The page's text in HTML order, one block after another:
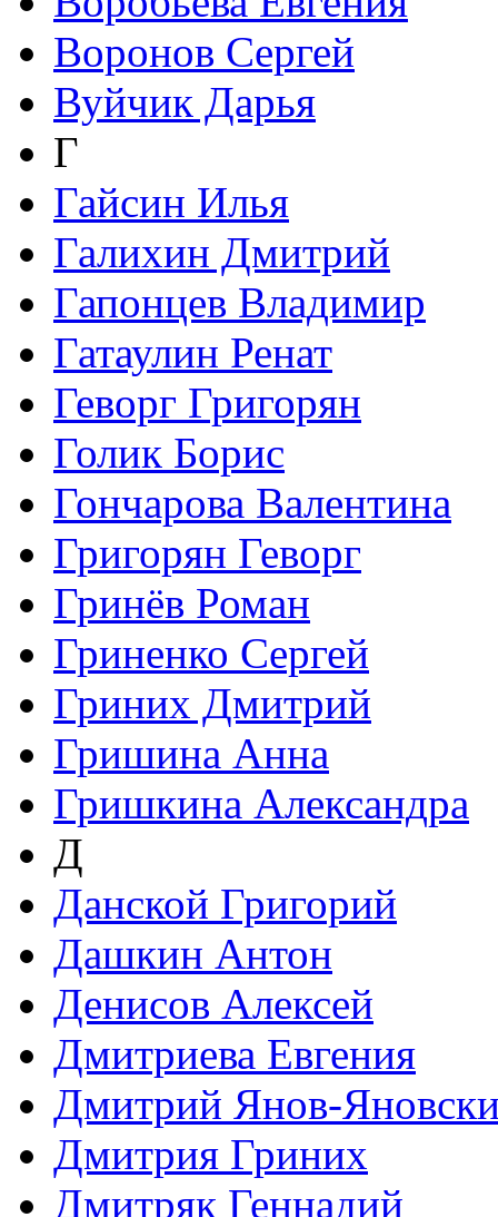
Воронов Сергей
Вуйчик Дарья
Г
Гайсин Илья
Галихин Дмитрий
Гапонцев Владимир
Гатаулин Ренат
Геворг Григорян
Голик Борис
Гончарова Валентина
Григорян Геворг
Гринёв Роман
Гриненко Сергей
Гриних Дмитрий
Гришина Анна
Гришкина Александра
Д
Данской Григорий
Дашкин Антон
Денисов Алексей
Дмитриева Евгения
Дмитрий Янов-
Дмитрия Гриних
Дмитряк Геннадий